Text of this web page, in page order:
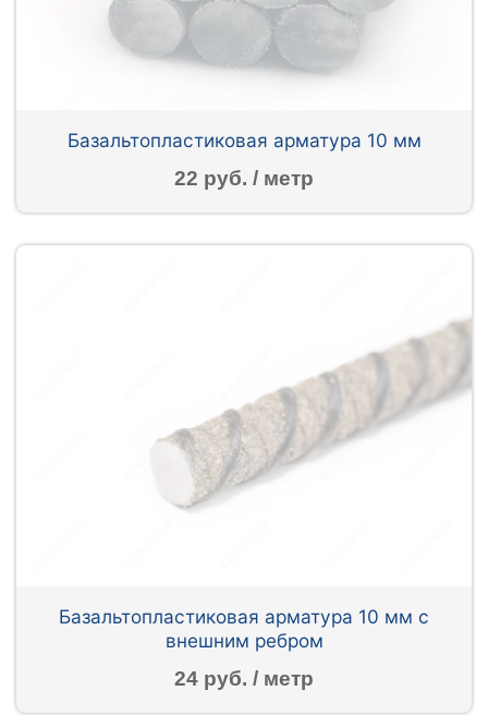
Базальтопластиковая арматура 10 мм
22 руб. / метр
Базальтопластиковая арматура 10 мм с
внешним ребром
24 руб. / метр